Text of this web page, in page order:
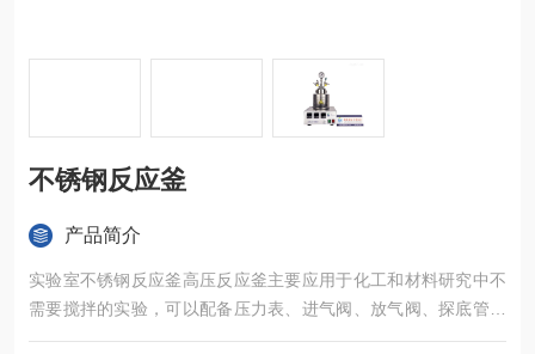
不锈钢反应釜
产品简介
实验室不锈钢反应釜高压反应釜主要应用于化工和材料研究中不
需要搅拌的实验，可以配备压力表、进气阀、放气阀、探底管、
热电偶及过程进样口等。